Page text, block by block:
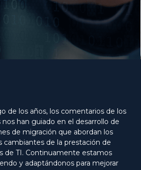
de los años, los comentarios de los
nos han guiado en el desarrollo de
de migración que abordan los
cambiantes de la prestación de
de TI. Continuamente estamos
y adaptándonos para mejorar